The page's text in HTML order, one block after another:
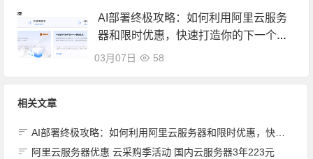
AI部署终极攻略：如何利用阿里云服务
器和限时优惠，快速打造你的下一个爆
款应用？
03月07日 58
相关文章
AI部署终极攻略：如何利用阿里云服务器和限时优惠，快速打造你的下一个爆款应用？
阿里云服务器优惠 云采购季活动 国内云服务器3年223元